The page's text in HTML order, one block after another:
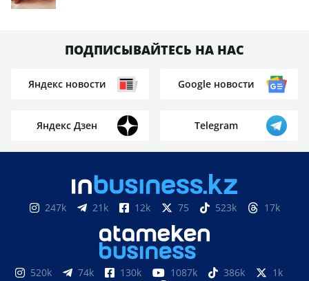
ПОДПИСЫВАЙТЕСЬ НА НАС
Яндекс новости Google новости
Яндекс Дзен Telegram
247k 21k 12k 75 523k 17k
520k 74k 130k 1087k 386k
1k